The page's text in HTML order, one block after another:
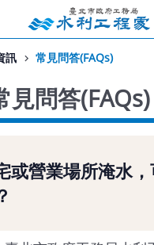
訊 常見問答(FAQs)
見問答(FAQs)
或營業場所淹水